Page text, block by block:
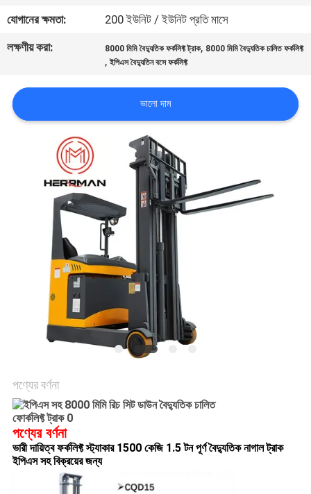
খবর
উদ্ধৃতির
জন্য
গোপনীয়তা
যোগানের ক্ষমতা:
200 ইউনিট / ইউনিট প্রতি মাসে
লক্ষণীয় করা:
8000 মিমি বৈদ্যুতিক ফর্কলিফ্ট ট্রাক, 8000 মিমি বৈদ্যুতিক চালিত ফর্কলিফ্ট
,ইপিএস বৈদ্যুতিন বসে ফর্কলিফ্ট
ভালো দাম
পণ্যের বর্ণনা
পণ্যের বর্ণনা
ভারী দায়িত্ব ফর্কলিফ্ট স্ট্যাকার 1500 কেজি 1.5 টন পূর্ণ বৈদ্যুতিক নাগাল ট্রাক
ইপিএস সহ বিক্রয়ের জন্য